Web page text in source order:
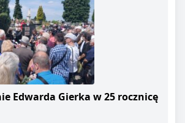
Edwarda Gierka w 25 rocznicę